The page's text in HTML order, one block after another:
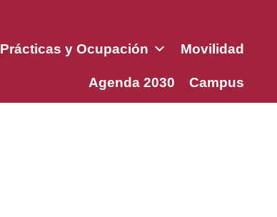
Prácticas y Ocupación Movilidad
Agenda 2030 Campus